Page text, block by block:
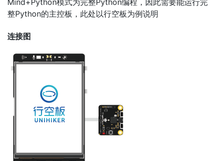
整Python的主控板，此处以行空板为例说明
连接图